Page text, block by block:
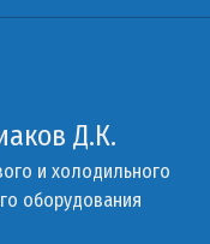
Д.К.
и холодильного
оборудования